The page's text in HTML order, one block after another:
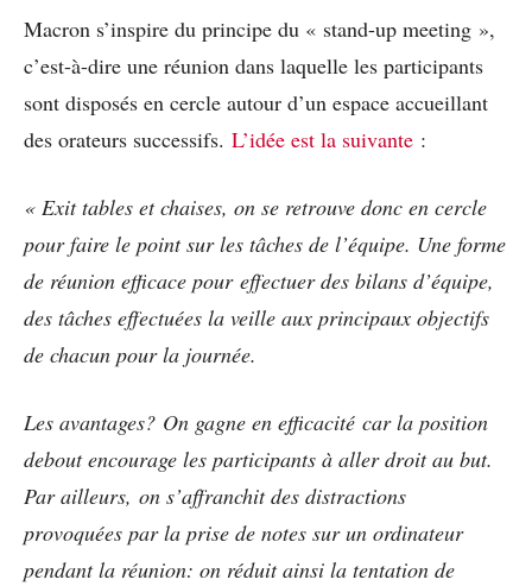
Macron s’inspire du principe du « stand-up meeting »,
c’est-à-dire une réunion dans laquelle les participants
sont disposés en cercle autour d’un espace accueillant
des orateurs successifs. L’idée est la suivante :
« Exit tables et chaises, on se retrouve donc en cercle
pour faire le point sur les tâches de l’équipe. Une forme
de réunion efficace pour effectuer des bilans d’équipe,
des tâches effectuées la veille aux principaux objectifs
de chacun pour la journée.
Les avantages? On gagne en efficacité car la position
debout encourage les participants à aller droit au but.
Par ailleurs, on s’affranchit des distractions
provoquées par la prise de notes sur un ordinateur
pendant la réunion: on réduit ainsi la tentation de